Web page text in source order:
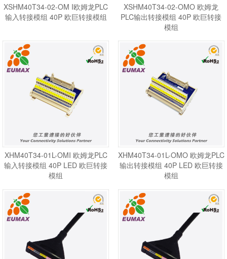
XSHM40T34-02-OM I欧姆龙PLC
输入转接模组 40P 欧巨转接模组
XSHM40T34-02-OMO 欧姆龙
PLC输出转接模组 40P 欧巨转接
模组
XHM40T34-01L-OMI 欧姆龙PLC
输入转接模组 40P LED 欧巨转接
模组
XHM40T34-01L-OMO 欧姆龙PLC
输出转接模组 40P LED 欧巨转接
模组